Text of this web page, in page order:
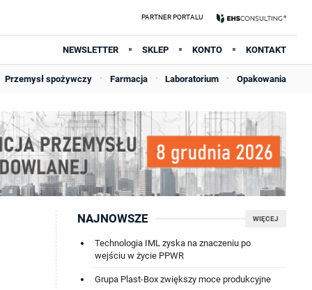
NEWSLETTER SKLEP KONTO KONTAKT
Przemysł spożywczy Farmacja Laboratorium Opakowania
WIĘCEJ
NAJNOWSZE
Technologia IML zyska na znaczeniu po
wejściu w życie PPWR
Grupa Plast-Box zwiększy moce produkcyjne